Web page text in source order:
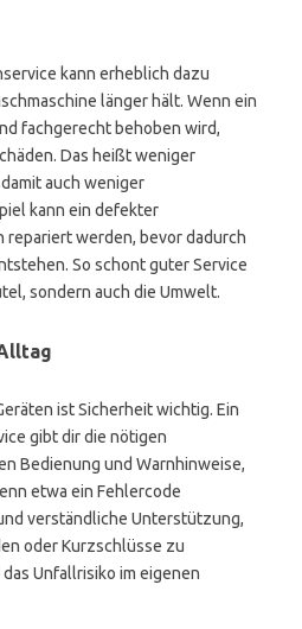
kann erheblich dazu
länger hält. Wenn ein
fachgerecht behoben wird,
Das heißt weniger
auch weniger
kann ein defekter
werden, bevor dadurch
So schont guter Service
sondern auch die Umwelt.
ist Sicherheit wichtig. Ein
gibt dir die nötigen
Bedienung und Warnhinweise,
etwa ein Fehlercode
verständliche Unterstützung,
oder Kurzschlüsse zu
Unfallrisiko im eigenen